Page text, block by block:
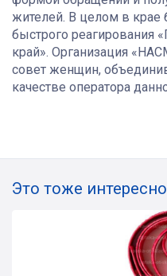
жителей. В целом в крае
быстрого реагирования
край». Организация
совет женщин,
качестве оператора
Это тоже интересно